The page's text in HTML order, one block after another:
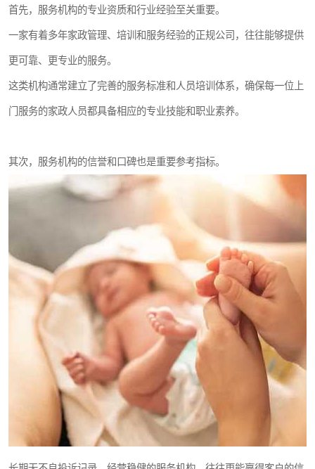
首先，服务机构的专业资质和行业经验至关重要。
一家有着多年家政管理、培训和服务经验的正规公司，往往能够提供
更可靠、更专业的服务。
这类机构通常建立了完善的服务标准和人员培训体系，确保每一位上
门服务的家政人员都具备相应的专业技能和职业素养。
其次，服务机构的信誉和口碑也是重要参考指标。